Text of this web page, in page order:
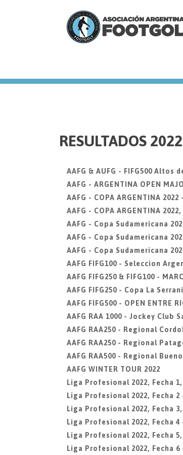
we
RESULTADOS 2022
AAFG & AUFG - FIFG500 Altos
AAFG - ARGENTINA OPEN
AAFG - COPA ARGENTINA
AAFG - COPA ARGENTINA
AAFG - Copa Sudamericana
AAFG - Copa Sudamericana
AAFG - Copa Sudamericana
AAFG FIFG100 - Seleccion
AAFG FIFG250 & FIFG100 -
AAFG FIFG250 - Copa La
AAFG FIFG500 - OPEN ENTRE
AAFG RAA 1000 - Jockey Club
AAFG RAA250 - Regional
AAFG RAA250 - Regional
AAFG RAA500 - Regional
AAFG WINTER TOUR 2022
Liga Profesional 2022, Fecha
Liga Profesional 2022, Fecha
Liga Profesional 2022, Fecha
Liga Profesional 2022, Fecha
Liga Profesional 2022, Fecha
Liga Profesional 2022, Fecha